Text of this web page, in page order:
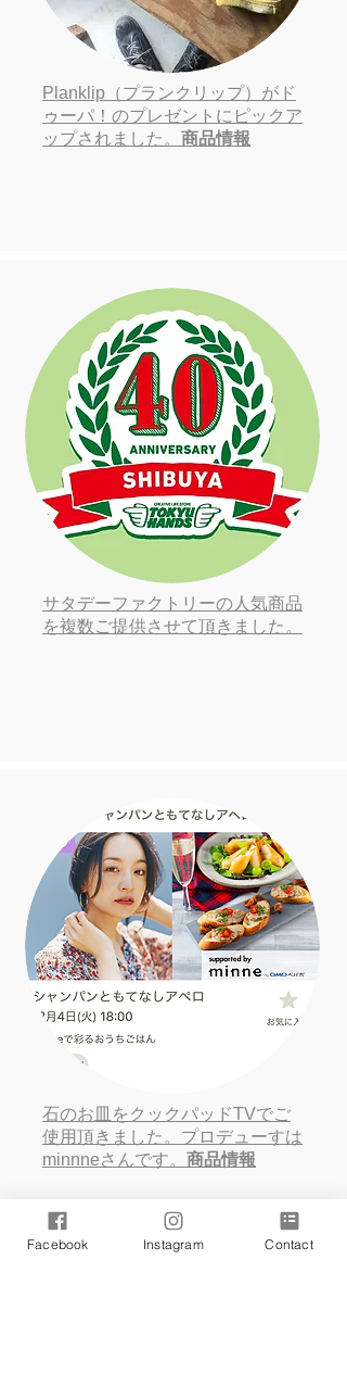
Planklip（プランクリップ）がド
ゥーパ！のプレゼントにピックア
ップされました。 商品情報
サタデーファクトリーの人気商品
を複数ご提供させて頂きました。
石のお皿をクックパッドTVでご
使用頂きました。プロデューすは
minnneさんです。 商品情報
Facebook Instagram Contact